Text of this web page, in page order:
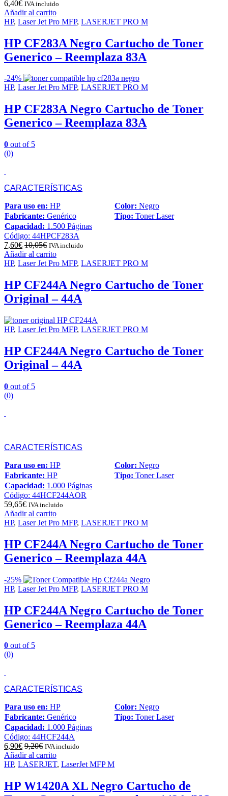
6,40€ IVA incluido
Añadir al carrito
HP, Laser Jet Pro MFP, LASERJET PRO M
HP CF283A Negro Cartucho de Toner
Generico – Reemplaza 83A
-24%
HP, Laser Jet Pro MFP, LASERJET PRO M
HP CF283A Negro Cartucho de Toner
Generico – Reemplaza 83A
0 out of 5
(0)
CARACTERÍSTICAS
Para uso en: HP Color: Negro
Fabricante: Genérico Tipo: Toner Laser
Capacidad: 1.500 Páginas
Código: 44HPCF283A
7,60€ 10,05€ IVA incluido
Añadir al carrito
HP, Laser Jet Pro MFP, LASERJET PRO M
HP CF244A Negro Cartucho de Toner
Original – 44A
HP, Laser Jet Pro MFP, LASERJET PRO M
HP CF244A Negro Cartucho de Toner
Original – 44A
0 out of 5
(0)
CARACTERÍSTICAS
Para uso en: HP Color: Negro
Fabricante: HP Tipo: Toner Laser
Capacidad: 1.000 Páginas
Código: 44HCF244AOR
59,65€ IVA incluido
Añadir al carrito
HP, Laser Jet Pro MFP, LASERJET PRO M
HP CF244A Negro Cartucho de Toner
Generico – Reemplaza 44A
-25%
HP, Laser Jet Pro MFP, LASERJET PRO M
HP CF244A Negro Cartucho de Toner
Generico – Reemplaza 44A
0 out of 5
(0)
CARACTERÍSTICAS
Para uso en: HP Color: Negro
Fabricante: Genérico Tipo: Toner Laser
Capacidad: 1.000 Páginas
Código: 44HCF244A
6,90€ 9,20€ IVA incluido
Añadir al carrito
HP, LASERJET, LaserJet MFP M
HP W1420A XL Negro Cartucho de